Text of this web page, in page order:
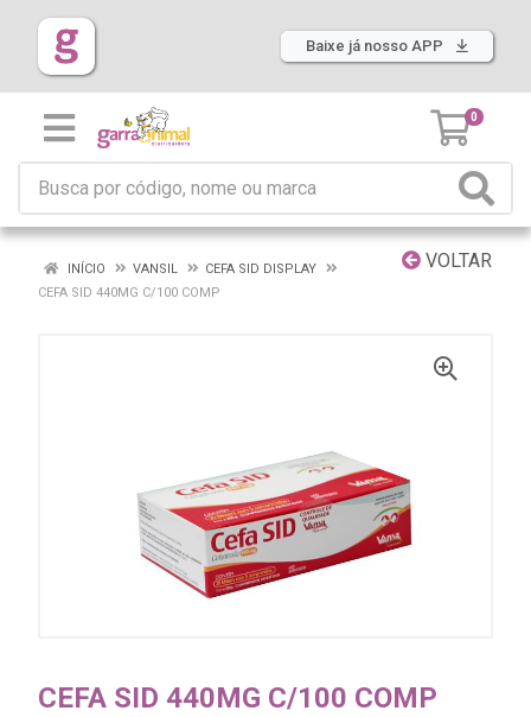
Baixe já nosso APP
0
VOLTAR
INÍCIO VANSIL
CEFA SID DISPLAY
CEFA SID 440MG C/100 COMP
CEFA SID 440MG C/100 COMP